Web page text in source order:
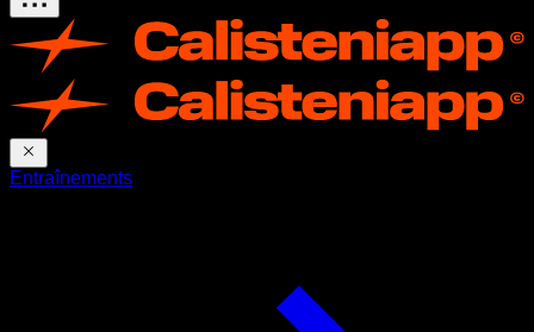
Entraînements